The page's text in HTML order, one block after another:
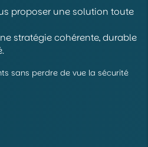
proposer une solution toute
stratégie cohérente, durable
sans perdre de vue la sécurité